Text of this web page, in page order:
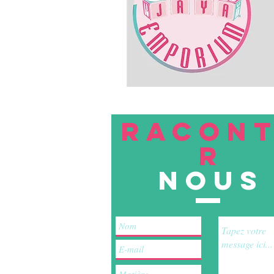
R
nous